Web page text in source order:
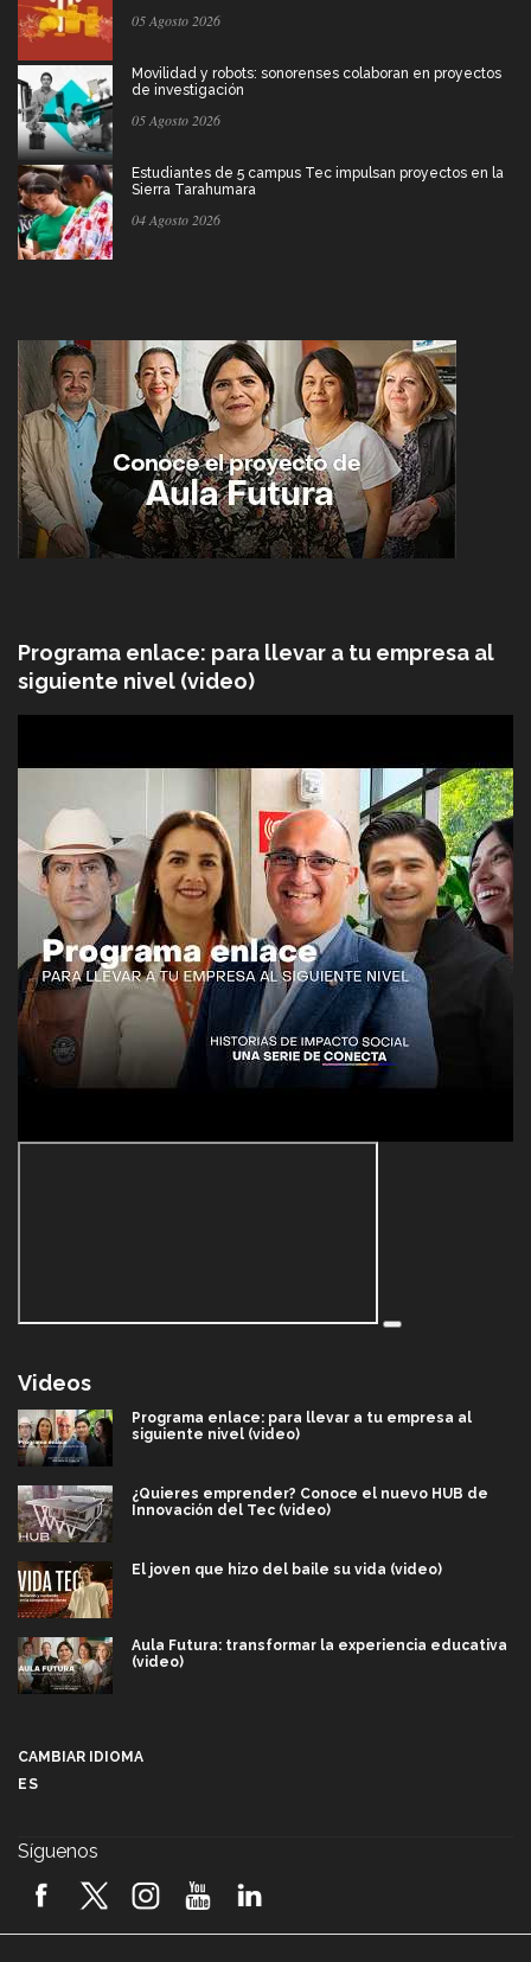
05 Agosto 2026
Movilidad y robots: sonorenses colaboran en proyectos
de investigación
05 Agosto 2026
Estudiantes de 5 campus Tec impulsan proyectos en la
Sierra Tarahumara
04 Agosto 2026
Programa enlace: para llevar a tu empresa al
siguiente nivel (video)
Videos
Programa enlace: para llevar a tu empresa al
siguiente nivel (video)
¿Quieres emprender? Conoce el nuevo HUB de
Innovación del Tec (video)
El joven que hizo del baile su vida (video)
Aula Futura: transformar la experiencia educativa
(video)
2026! (video)
CAMBIAR IDIOMA
ES
Síguenos